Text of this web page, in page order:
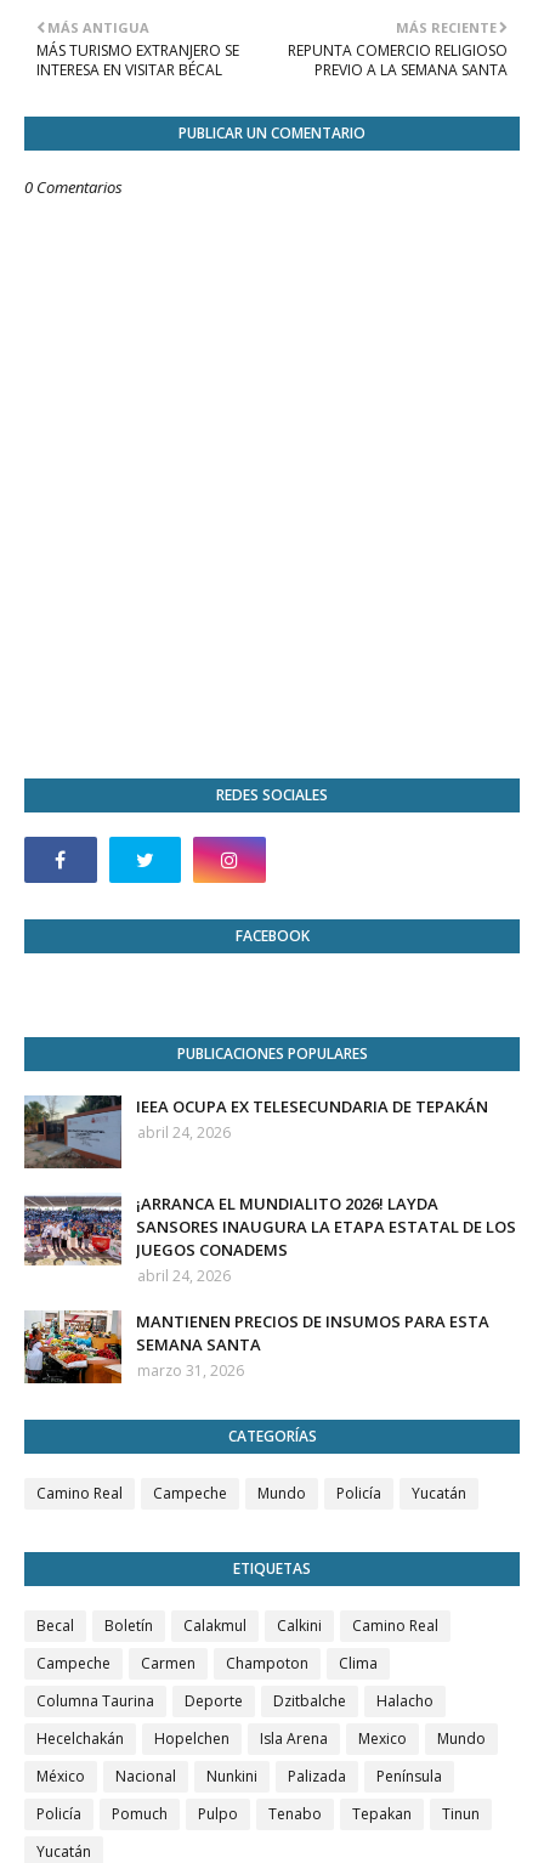
MÁS RECIENTE
REPUNTA COMERCIO RELIGIOSO
PREVIO A LA SEMANA SANTA
MÁS ANTIGUA
MÁS TURISMO EXTRANJERO SE
INTERESA EN VISITAR BÉCAL
PUBLICAR UN COMENTARIO
0 Comentarios
REDES SOCIALES
FACEBOOK
PUBLICACIONES POPULARES
IEEA OCUPA EX TELESECUNDARIA DE TEPAKÁN
abril 24, 2026
¡ARRANCA EL MUNDIALITO 2026! LAYDA
SANSORES INAUGURA LA ETAPA ESTATAL DE LOS
JUEGOS CONADEMS
abril 24, 2026
MANTIENEN PRECIOS DE INSUMOS PARA ESTA
SEMANA SANTA
marzo 31, 2026
CATEGORÍAS
Camino Real Campeche Mundo Policía Yucatán
ETIQUETAS
Becal Boletín Calakmul Calkini
Camino Real
Campeche
Carmen Champoton
Clima
Columna Taurina
Deporte Dzitbalche
Halacho
Hecelchakán
Hopelchen Isla Arena Mexico
Mundo
México
Nacional Nunkini Palizada
Península
Policía
Pomuch Pulpo Tenabo Tepakan
Tinun
Yucatán